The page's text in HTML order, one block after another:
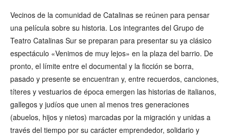
Vecinos de la comunidad de Catalinas se reúnen para pensar
una película sobre su historia. Los integrantes del Grupo de
Teatro Catalinas Sur se preparan para presentar su ya clásico
espectáculo «Venimos de muy lejos» en la plaza del barrio. De
pronto, el límite entre el documental y la ficción se borra,
pasado y presente se encuentran y, entre recuerdos, canciones,
títeres y vestuarios de época emergen las historias de italianos,
gallegos y judíos que unen al menos tres generaciones
(abuelos, hijos y nietos) marcadas por la migración y unidas a
través del tiempo por su carácter emprendedor, solidario y